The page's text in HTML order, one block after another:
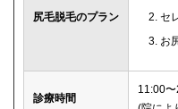
尻毛脱毛のプラン
セ
お
診療時間
11:00